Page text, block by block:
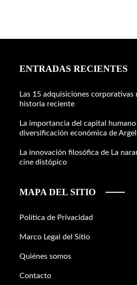
ENTRADAS RECIENTES
Las 15 adquisiciones corporativas
historia reciente
La importancia del capital humano
diversificación económica de
La innovación filosófica de La
cine distópico
MAPA DEL SITIO
Política de Privacidad
Marco Legal del Sitio
Quiénes somos
Contacto